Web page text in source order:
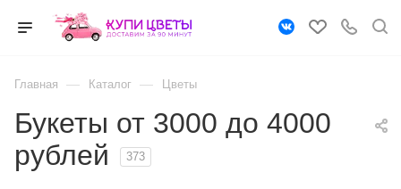
Главная — Каталог — Цветы
Букеты от 3000 до 4000
рублей
373